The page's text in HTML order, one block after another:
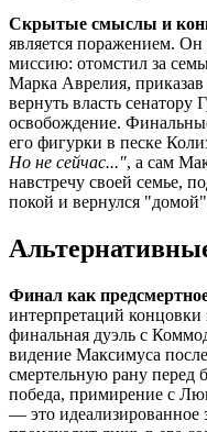
Скрытые смыслы и
является поражением.
миссию: отомстил за
Марка Аврелия, приказав
вернуть власть
освобождение.
его фигурки в песке
Но не сейчас...", а сам
навстречу своей семье,
покой и вернулся
Финал как
интерпретаций концовки
финальная дуэль с
видение Максимуса
смертельную рану перед
победа, примирение с
— это идеализированное